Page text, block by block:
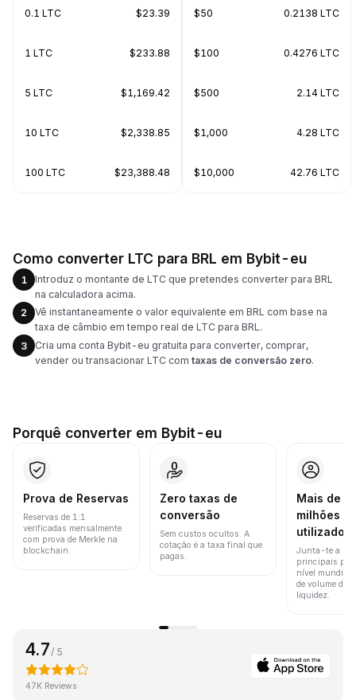
0.1 LTC $23.39
1 LTC $233.88
5 LTC $1,169.42
10 LTC $2,338.85
100 LTC $23,388.48
$50 0.2138 LTC
$100 0.4276 LTC
$500 2.14 LTC
$1,000 4.28 LTC
$10,000 42.76 LTC
Como converter LTC para BRL em Bybit-eu
1
Introduz o montante de LTC que pretendes converter para BRL
na calculadora acima.
2
Vê instantaneamente o valor equivalente em BRL com base na
taxa de câmbio em tempo real de LTC para BRL.
3
Cria uma conta Bybit-eu gratuita para converter, comprar,
vender ou transacionar LTC com taxas de conversão zero.
Porquê converter em Bybit-eu
Prova de Reservas
Reservas de 1:1
verificadas mensalmente
com prova de Merkle na
blockchain.
Zero taxas de
conversão
Sem custos ocultos. A
cotação é a taxa final que
pagas.
Mais de
milhões
Junta-te a
principais
nível mundial
de volume de
liquidez.
4.7 / 5
47K Reviews